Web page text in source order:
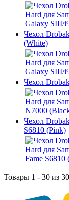
Чехол
(White)
Чехол
Чехол
S6810 (Pink)
Товары 1 - 30 из 30